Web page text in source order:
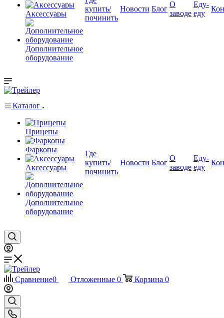
Аксессуары
Дополнительное
оборудование
купить/
починить
Новости Блог
О
заводе
Еду-
еду
Каталог
Прицепы
Фаркопы
Аксессуары
Дополнительное
оборудование
Где
купить/
починить
Новости Блог
О
заводе
Еду-
еду
Сравнение0 Отложенные 0 Корзина 0